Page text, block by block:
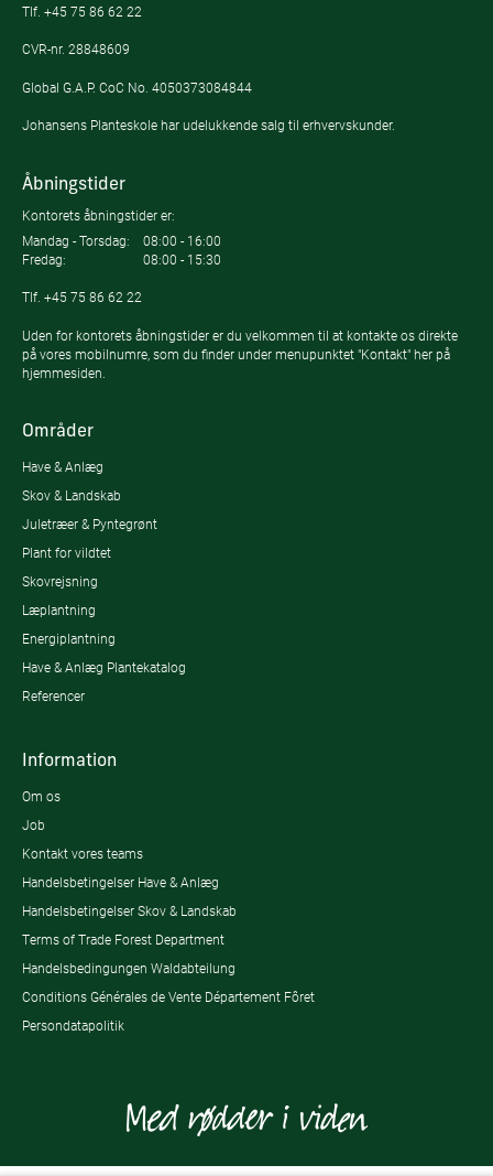
Tlf. +45 75 86 62 22
CVR-nr. 28848609
Global G.A.P. CoC No. 4050373084844
Johansens Planteskole har udelukkende salg til erhvervskunder.
Åbningstider
Kontorets åbningstider er:
Mandag - Torsdag:
08:00 - 16:00
Fredag:
08:00 - 15:30
Tlf. +45 75 86 62 22
Uden for kontorets åbningstider er du velkommen til at kontakte os direkte
på vores mobilnumre, som du finder under menupunktet "Kontakt" her på
hjemmesiden.
Områder
Have & Anlæg
Skov & Landskab
Juletræer & Pyntegrønt
Plant for vildtet
Skovrejsning
Læplantning
Energiplantning
Have & Anlæg Plantekatalog
Referencer
Information
Om os
Job
Kontakt vores teams
Handelsbetingelser Have & Anlæg
Handelsbetingelser Skov & Landskab
Terms of Trade Forest Department
Handelsbedingungen Waldabteilung
Conditions Générales de Vente Département Fôret
Persondatapolitik